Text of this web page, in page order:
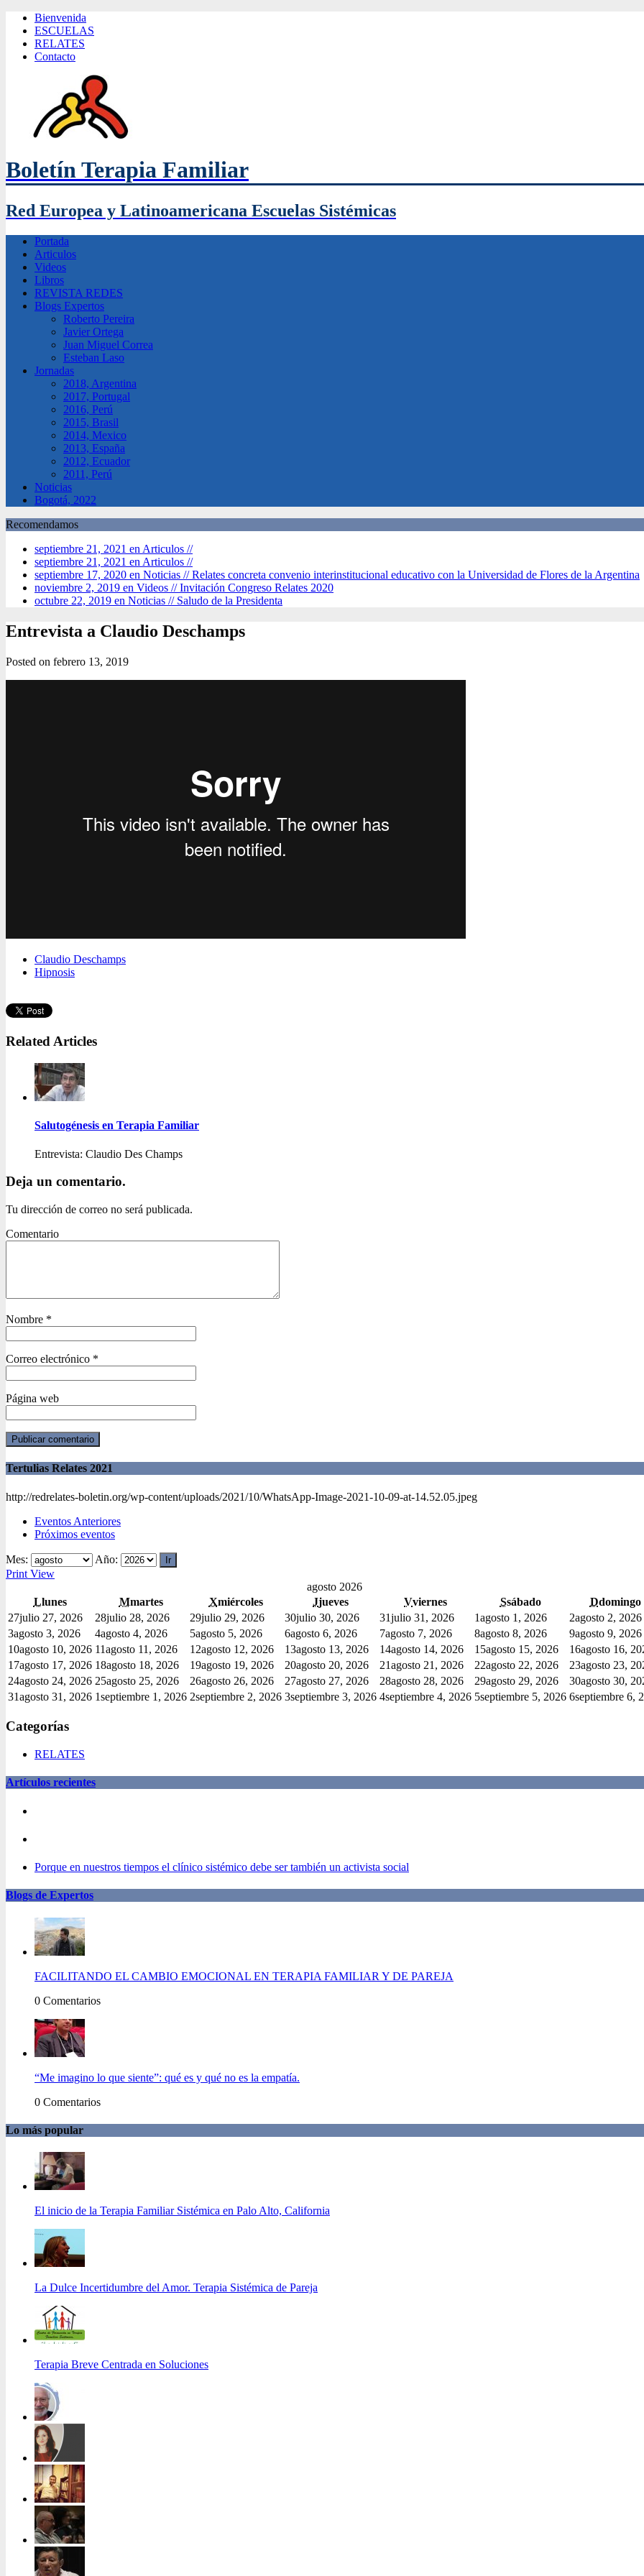
Bienvenida
ESCUELAS
RELATES
Contacto
Boletín Terapia Familiar
Red Europea y Latinoamericana Escuelas Sistémicas
Portada
Articulos
Videos
Libros
REVISTA REDES
Blogs Expertos
Roberto Pereira
Javier Ortega
Juan Miguel Correa
Esteban Laso
Jornadas
2018, Argentina
2017, Portugal
2016, Perú
2015, Brasil
2014, Mexico
2013, España
2012, Ecuador
2011, Perú
Noticias
Bogotá, 2022
Recomendamos
septiembre 21, 2021 en Articulos //
septiembre 21, 2021 en Articulos //
septiembre 17, 2020 en Noticias //Relates concreta convenio interinstitucional educativo con la Universidad de Flores de la Argentina
noviembre 2, 2019 en Videos //Invitación Congreso Relates 2020
octubre 22, 2019 en Noticias // Saludo de la Presidenta
Entrevista a Claudio Deschamps
Posted on febrero 13, 2019
Claudio Deschamps
Hipnosis
Related Articles
Salutogénesis en Terapia Familiar
Entrevista: Claudio Des Champs
Deja un comentario.
Tu dirección de correo no será publicada.
Comentario
Nombre *
Correo electrónico *
Página web
Tertulias Relates 2021
http://redrelates-boletin.org/wp-content/uploads/2021/10/WhatsApp-Image-2021-10-09-at-14.52.05.jpeg
Eventos Anteriores
Próximos eventos
Mes:
Año:
Print View
agosto 2026
Llunes Mmartes Xmiércoles Jjueves Vviernes Ssábado Ddomingo
27julio 27, 2026 28julio 28, 2026 29julio 29, 2026 30julio 30, 2026 31julio 31, 2026 1agosto 1, 2026 2agosto 2, 2026
3agosto 3, 2026 4agosto 4, 2026 5agosto 5, 2026 6agosto 6, 2026 7agosto 7, 2026 8agosto 8, 2026 9agosto 9, 2026
10agosto 10, 2026 11agosto 11, 2026 12agosto 12, 2026 13agosto 13, 2026 14agosto 14, 2026 15agosto 15, 2026 16agosto 16,
17agosto 17, 2026 18agosto 18, 2026 19agosto 19, 2026 20agosto 20, 2026 21agosto 21, 2026 22agosto 22, 2026 23agosto 23,
24agosto 24, 2026 25agosto 25, 2026 26agosto 26, 2026 27agosto 27, 2026 28agosto 28, 2026 29agosto 29, 2026 30agosto 30,
31agosto 31, 2026 1septiembre 1, 2026 2septiembre 2, 2026 3septiembre 3, 2026 4septiembre 4, 2026 5septiembre 5, 2026 6septiembre 6,
Categorías
RELATES
Artículos recientes
Porque en nuestros tiempos el clínico sistémico debe ser también un activista social
Blogs de Expertos
FACILITANDO EL CAMBIO EMOCIONAL EN TERAPIA FAMILIAR Y DE PAREJA
0 Comentarios
“Me imagino lo que siente”: qué es y qué no es la empatía.
0 Comentarios
Lo más popular
El inicio de la Terapia Familiar Sistémica en Palo Alto, California
La Dulce Incertidumbre del Amor. Terapia Sistémica de Pareja
Terapia Breve Centrada en Soluciones